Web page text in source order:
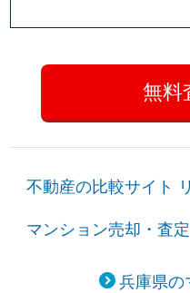
不動産の比較サイト
マンション売却・査定
兵庫県の